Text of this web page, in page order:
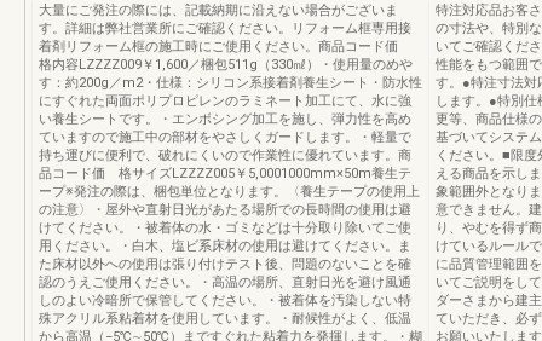
大量にご発注の際には、記載納期に沿えない場合がございま
す。詳細は弊社営業所にご確認ください。リフォーム框専用接
着剤リフォーム框の施工時にご使用ください。商品コード価
格内容LZZZZ009￥1,600／梱包511g（330㎖）・使用量のめや
す：約200g／m2・仕様：シリコン系接着剤養生シート・防水性
にすぐれた両面ポリプロピレンのラミネート加工にて、水に強
い養生シートです。・エンボシング加工を施し、弾力性を高め
ていますので施工中の部材をやさしくガードします。・軽量で
持ち運びに便利で、破れにくいので作業性に優れています。商
品コード価 格サイズLZZZZ005￥5,0001000mm×50m養生テ
ープ※発注の際は、梱包単位となります。〈養生テープの使用上
の注意〉・屋外や直射日光があたる場所での長時間の使用は避
けてください。・被着体の水・ゴミなどは十分取り除いてご使
用ください。・白木、塩ビ系床材の使用は避けてください。ま
た床材以外への使用は張り付けテスト後、問題のないことを確
認のうえご使用ください。・高温の場所、直射日光を避け風通
しのよい冷暗所で保管してください。・被着体を汚染しない特
殊アクリル系粘着材を使用しています。・耐候性がよく、低温
から高温（−5℃∼50℃）まですぐれた粘着力を発揮します。・糊
特注対応品お客
の寸法や、特別
いてご確認くだ
性能をもつ範囲
す。●特注寸法対
します。●特別
更等、商品仕様
基づいてシステ
ください。■限
える商品を示し
象範囲外となり
意できません。
り、やむを得ず
けているルール
に品質管理範囲
いてご説明をし
ダーさまから建
ていただき、必
お願いいたしま